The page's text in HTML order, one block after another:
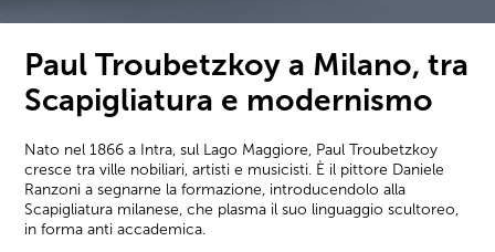
Paul Troubetzkoy a Milano, tra
Scapigliatura e modernismo
Nato nel 1866 a Intra, sul Lago Maggiore, Paul Troubetzkoy
cresce tra ville nobiliari, artisti e musicisti. È il pittore Daniele
Ranzoni a segnarne la formazione, introducendolo alla
Scapigliatura milanese, che plasma il suo linguaggio scultoreo,
in forma anti accademica.